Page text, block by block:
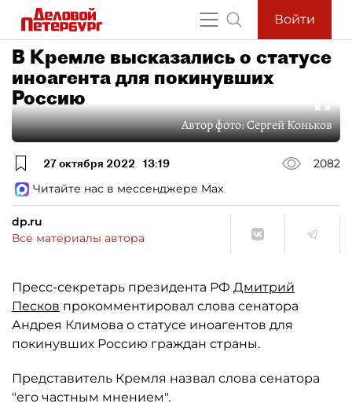
Войти
В Кремле высказались о статусе
иноагента для покинувших
Россию
Автор фото:Сергей Коньков
27 октября 2022 13:19
2082
Читайте нас в мессенджере Max
dp.ru
Все материалы автора
Пресс-секретарь президента РФ Дмитрий
Песков прокомментировал слова сенатора
Андрея Климова о статусе иноагентов для
покинувших Россию граждан страны.
Представитель Кремля назвал слова сенатора
"его частным мнением".